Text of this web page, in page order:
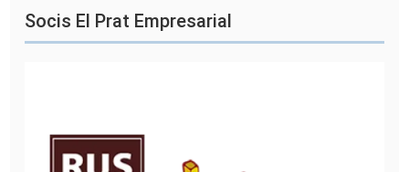
Socis El Prat Empresarial